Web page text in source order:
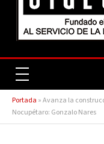
Portada »Avanza la
Nocupétaro: Gonzalo Nares